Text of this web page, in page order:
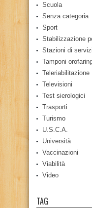
Scuola
Senza categoria
Sport
Stabilizzazione
Stazioni di
Tamponi
Teleriabilitazione
Televisioni
Test sierologici
Trasporti
Turismo
U.S.C.A.
Università
Vaccinazioni
Viabilità
Video
TAG